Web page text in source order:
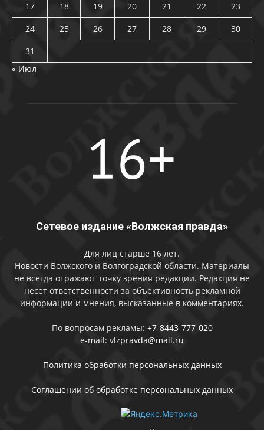
17
18 19 20 21 22
23
24
25 26 27 28 29
30
31
« Июл
Сетевое издание «Волжская правда»
Для лиц старше 16 лет.
Новости Волжского и Волгоградской области. Материалы
не всегда отражают точку зрения редакции. Редакция не
несет ответственности за объективность рекламной
информации и мнения, высказанные в комментариях.
По вопросам рекламы: +7-8443-777-020
e-mail: vlzpravda@mail.ru
Политика обработки персональных данных
Соглашении об обработке персональных данных